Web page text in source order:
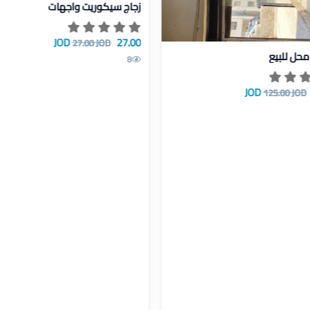
سكريت محل للبيع
للبيع
125.00 JOD
زجاج سيكوريت واجهات
27.00 JOD
27.00 JOD
8